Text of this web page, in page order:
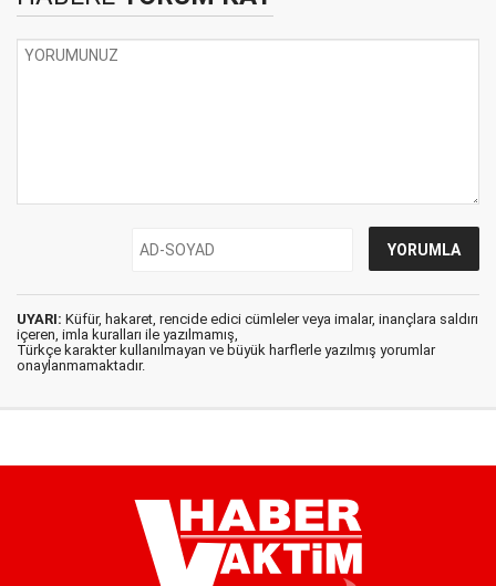
UYARI: Küfür, hakaret, rencide edici cümleler veya imalar, inançlara saldırı
içeren, imla kuralları ile yazılmamış,
Türkçe karakter kullanılmayan ve büyük harflerle yazılmış yorumlar
onaylanmamaktadır.